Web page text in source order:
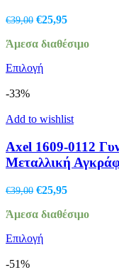
επιλεγούν
στη
σελίδα
προϊόντος
€39,00 Original
was:
€25,95Η
τιμή
Άμεσα διαθέσιμο
ΕπιλογήΑυτό
πολλαπλές
Οι
επιλογές
μπορούν
επιλεγούν
στη
σελίδα
προϊόντος
-33%
Add to wishlist
Axel 1609-0112
Μεταλλική
€39,00 Original
was:
€25,95Η
τιμή
Άμεσα διαθέσιμο
ΕπιλογήΑυτό
-51%